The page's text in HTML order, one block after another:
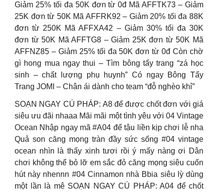
Giảm 25% tối đa 50K đơn từ 0đ Mã AFFTK73 – Giảm
25K đơn từ 50K Mã AFFRK92 – Giảm 20% tối đa 88K
đơn từ 250K Mã AFFXA42 – Giảm 30% tối đa 30K
đơn từ 50K Mã AFFTG8 – Giảm 25K đơn từ 50K Mã
AFFNZ85 – Giảm 25% tối đa 50K đơn từ 0đ Còn chờ
gì hong mua ngay thui – Tìm bông tẩy trang “zá học
sinh – chất lượng phụ huynh” Có ngay Bông Tẩy
Trang JOMI – Chân ái dành cho team “đỗ nghèo khỉ”
SOẠN NGAY CÚ PHÁP: A8 để được chốt đơn với giá
siêu ưu đãi nhaaa Mãi mãi một tình yêu với 04 Vintage
Ocean Nhập ngay mã #A04 để tậu liền kịp chơi lễ nha
Quả son căng mọng tràn đầy sức sống #04 vintage
ocean nhìn là thấy xinh tươi rồi ý mấy nàng ơi Dân
chơi không thể bỏ lỡ em sắc đỏ căng mọng siêu cuốn
hút này nhennn #04 Cinnamon nhà Bbia siêu lỳ dùng
một lần là mê SOẠN NGAY CÚ PHÁP: A04 để chốt